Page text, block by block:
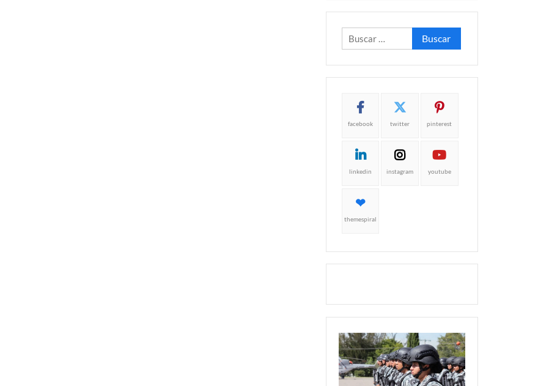
Buscar:
facebook twitter pinterest
linkedin instagram youtube
themespiral